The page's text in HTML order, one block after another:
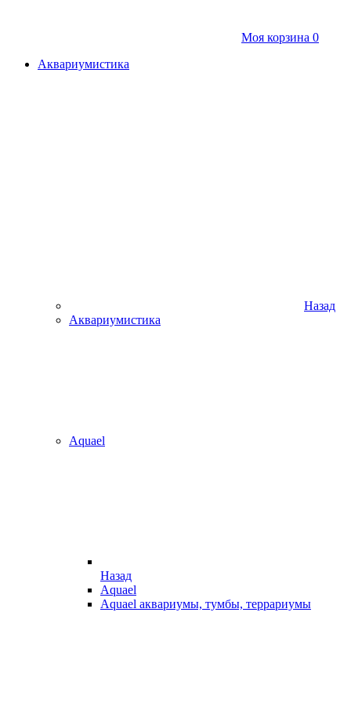
Моя корзина 0
Аквариумистика
Назад
Аквариумистика
Aquael
Назад
Aquael
Aquael аквариумы, тумбы, террариумы